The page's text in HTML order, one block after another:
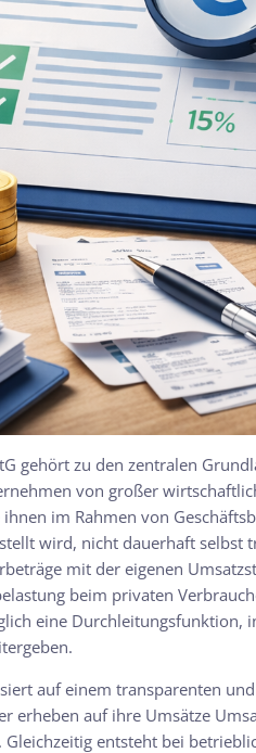
gehört zu den zentralen
von großer
im Rahmen von
wird, nicht dauerhaft selbst
mit der eigenen
beim privaten
eine Durchleitungsfunktion,
auf einem transparenten
erheben auf ihre Umsätze
entsteht bei